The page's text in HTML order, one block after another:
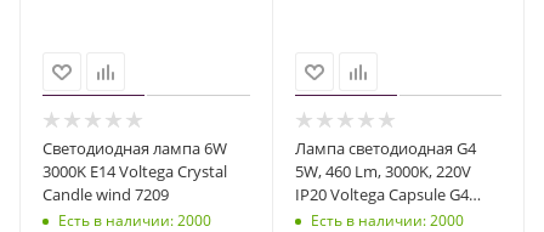
Светодиодная лампа 6W
3000K E14 Voltega Crystal
Candle wind 7209
Есть в наличии: 2000
Лампа светодиодная G4
5W, 460 Lm, 3000K, 220V
IP20 Voltega Capsule G4
7183Есть в наличии: 2000